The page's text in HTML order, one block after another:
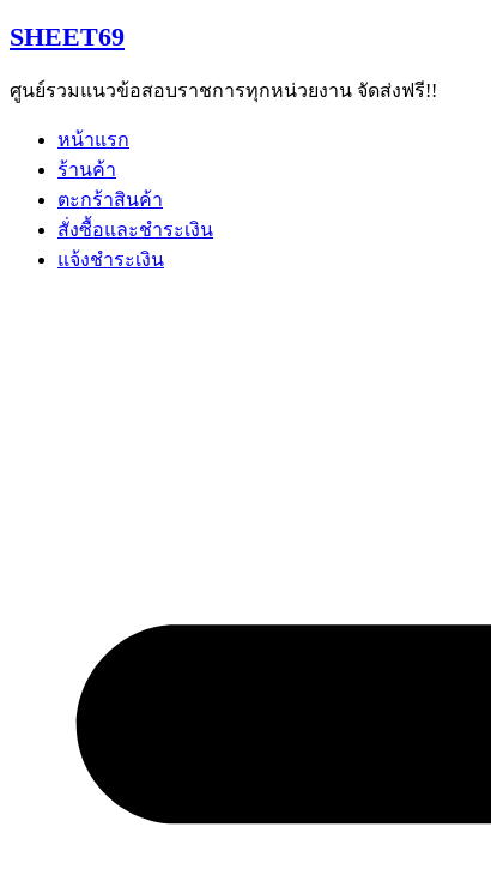
Skip
to
SHEET69
ศูนย์รวมแนวข้อสอบราชการทุกหน่วยงาน จัดส่งฟรี!!
หน้าแรก
ร้านค้า
ตะกร้าสินค้า
สั่งซื้อและชำระเงิน
แจ้งชำระเงิน